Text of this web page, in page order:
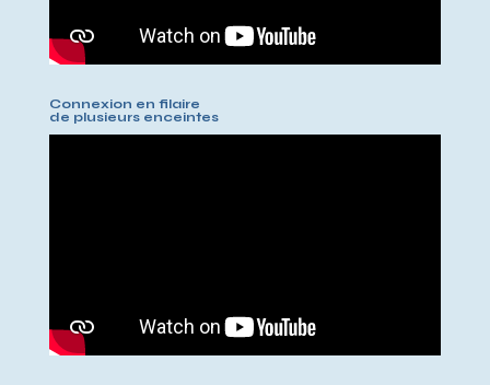
Connexion en filaire
de plusieurs enceintes